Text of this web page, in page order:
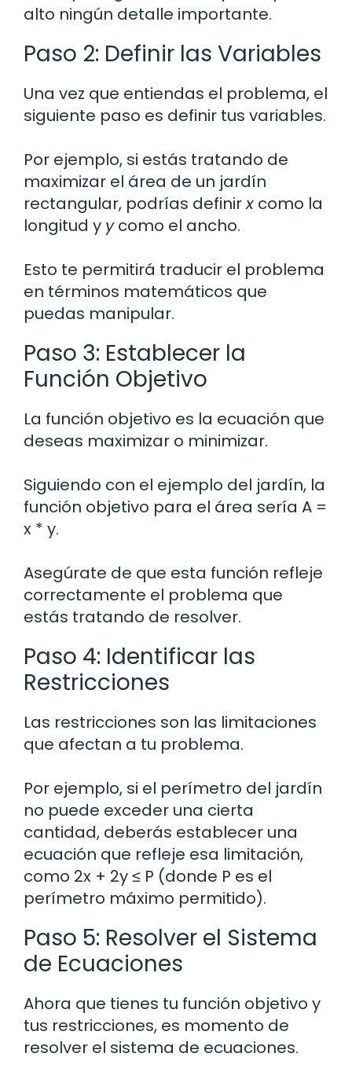
alto ningún detalle importante.
Paso 2: Definir las Variables
Una vez que entiendas el problema, el
siguiente paso es definir tus variables.
Por ejemplo, si estás tratando de
maximizar el área de un jardín
rectangular, podrías definirx como la
longitud y ycomo el ancho.
Esto te permitirá traducir el problema
en términos matemáticos que
puedas manipular.
Paso 3: Establecer la
Función Objetivo
La función objetivo es la ecuación que
deseas maximizar o minimizar.
Siguiendo con el ejemplo del jardín, la
función objetivo para el área sería A =
x * y.
Asegúrate de que esta función refleje
correctamente el problema que
estás tratando de resolver.
Paso 4: Identificar las
Restricciones
Las restricciones son las limitaciones
que afectan a tu problema.
Por ejemplo, si el perímetro del jardín
no puede exceder una cierta
cantidad, deberás establecer una
ecuación que refleje esa limitación,
como 2x + 2y ≤ P (donde P es el
perímetro máximo permitido).
Paso 5: Resolver el Sistema
de Ecuaciones
Ahora que tienes tu función objetivo y
tus restricciones, es momento de
resolver el sistema de ecuaciones.